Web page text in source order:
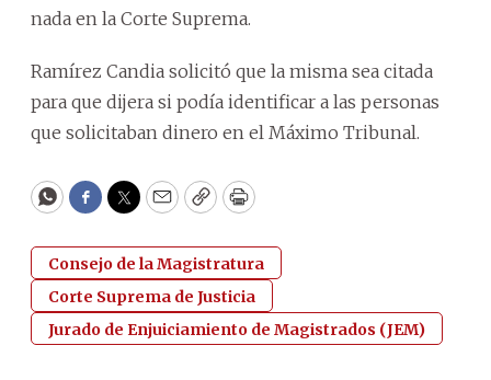
nada en la Corte Suprema.
Ramírez Candia solicitó que la misma sea citada
para que dijera si podía identificar a las personas
que solicitaban dinero en el Máximo Tribunal.
WhatsApp
Facebook
Twitter
EmailCopyPrint
Consejo de la Magistratura
Corte Suprema de Justicia
Jurado de Enjuiciamiento de Magistrados (JEM)